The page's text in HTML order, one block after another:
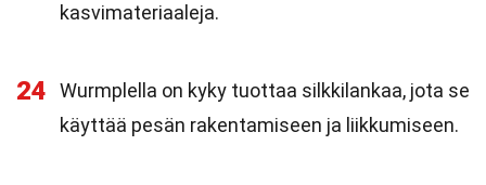
kasvimateriaaleja.
24
Wurmplella on kyky tuottaa silkkilankaa, jota se
käyttää pesän rakentamiseen ja liikkumiseen.